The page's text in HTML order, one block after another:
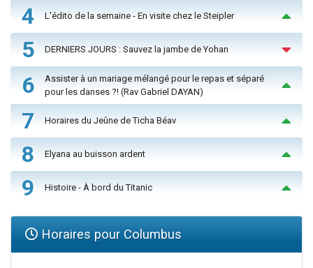
4 L'édito de la semaine - En visite chez le Steipler
5 DERNIERS JOURS : Sauvez la jambe de Yohan
6
Assister à un mariage mélangé pour le repas et séparé
pour les danses ?! (Rav Gabriel DAYAN)
7 Horaires du Jeûne de Ticha Béav
8 Elyana au buisson ardent
9 Histoire - À bord du Titanic
Horaires pour Columbus